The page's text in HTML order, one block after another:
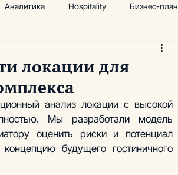
Аналитика Hospitality Бизнес-план
Фитнес-центр
Аналитика, отели
локации для
анализ локации с высокой
Мы разработали модель
оценить риски и потенциал
будущего гостиничного